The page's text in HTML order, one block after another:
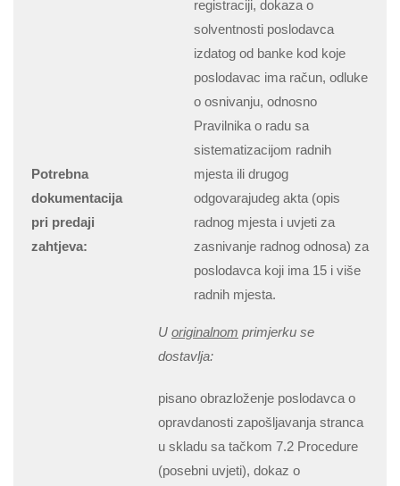
Potrebna
dokumentacija
pri predaji
zahtjeva:
registraciji, dokaza o
solventnosti poslodavca
izdatog od banke kod koje
poslodavac ima račun, odluke
o osnivanju, odnosno
Pravilnika o radu sa
sistematizacijom radnih
mjesta ili drugog
odgovarajudeg akta (opis
radnog mjesta i uvjeti za
zasnivanje radnog odnosa) za
poslodavca koji ima 15 i više
radnih mjesta.
U originalnom primjerku se
dostavlja:
pisano obrazloženje poslodavca o
opravdanosti zapošljavanja stranca
u skladu sa tačkom 7.2 Procedure
(posebni uvjeti), dokaz o